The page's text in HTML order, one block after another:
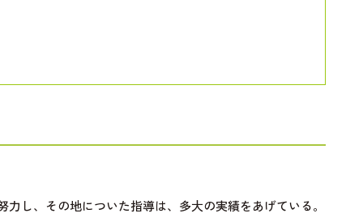
し、その地についた指導は、多大の実績をあげている。